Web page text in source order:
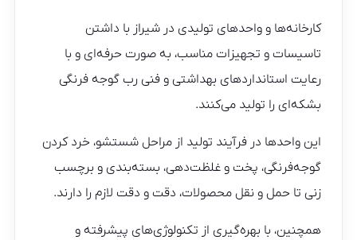
کارخانه‌ها و واحدهای تولیدی در شیراز با داشتن
تاسیسات و تجهیزات مناسب، به صورت حرفه‌ای و با
رعایت استانداردهای بهداشتی و فنی رب گوجه فرنگی
بشکه‌ای را تولید می‌کنند.
این واحدها در فرآیند تولید از مراحل شستشو، خرد کردن
گوجه‌فرنگی، پخت و غلظت‌دهی، بسته‌بندی و برچسب
زنی تا حمل و نقل محصولات، دقت و دقت لازم را دارند.
همچنین، با بهره‌گیری از تکنولوژی‌های پیشرفته و